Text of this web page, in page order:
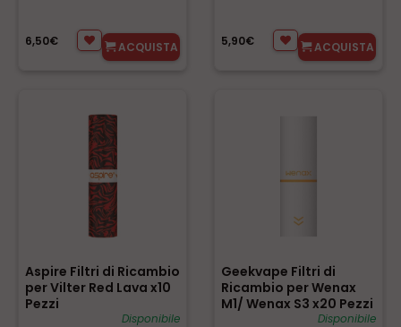
6,50€ ACQUISTA 5,90€ ACQUISTA
Aspire Filtri di Ricambio
per Vilter Red Lava x10
Pezzi
Disponibile
Geekvape Filtri di
Ricambio per Wenax
M1/ Wenax S3 x20 Pezzi
Disponibile